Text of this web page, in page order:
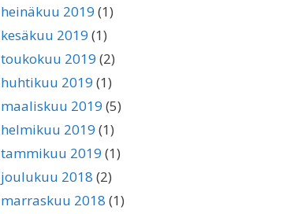
heinäkuu 2019 (1)
kesäkuu 2019 (1)
toukokuu 2019 (2)
huhtikuu 2019 (1)
maaliskuu 2019 (5)
helmikuu 2019 (1)
tammikuu 2019 (1)
joulukuu 2018 (2)
marraskuu 2018 (1)